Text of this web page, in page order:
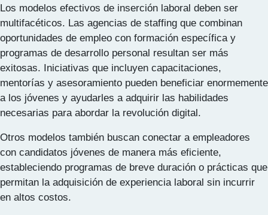
Los modelos efectivos de inserción laboral deben ser
multifacéticos. Las agencias de staffing que combinan
oportunidades de empleo con formación específica y
programas de desarrollo personal resultan ser más
exitosas. Iniciativas que incluyen capacitaciones,
mentorías y asesoramiento pueden beneficiar enormemente
a los jóvenes y ayudarles a adquirir las habilidades
necesarias para abordar la revolución digital.
Otros modelos también buscan conectar a empleadores
con candidatos jóvenes de manera más eficiente,
estableciendo programas de breve duración o prácticas que
permitan la adquisición de experiencia laboral sin incurrir
en altos costos.